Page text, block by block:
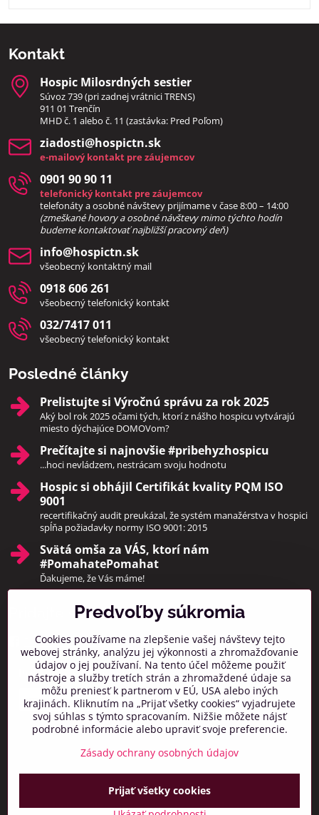
Kontakt
Hospic Milosrdných sestier
Súvoz 739 (pri zadnej vrátnici TRENS)
911 01 Trenčín
MHD č. 1 alebo č. 11 (zastávka: Pred Poľom)
ziadosti​@hospictn​.sk
e-mailový kontakt pre záujemcov
0901 90 90 11
telefonický kontakt pre záujemcov
telefonáty a osobné návštevy prijímame v čase 8:00 – 14:00
(zmeškané hovory a osobné návštevy mimo týchto hodín
budeme kontaktovať najbližší pracovný deň)
info​@hospictn​.sk
všeobecný kontaktný mail
0918 606 261
všeobecný telefonický kontakt
032/7417 011
všeobecný telefonický kontakt
Posledné články
Prelistujte si Výročnú správu za rok 2025
Aký bol rok 2025 očami tých, ktorí z nášho hospicu vytvárajú
miesto dýchajúce DOMOVom?
Prečítajte si najnovšie #pribehyzhospicu
...hoci nevládzem, nestrácam svoju hodnotu
Hospic si obhájil Certifikát kvality PQM ISO
9001
recertifikačný audit preukázal, že systém manažérstva v hospici
spĺňa požiadavky normy ISO 9001: 2015
Svätá omša za VÁS, ktorí nám
#PomahatePomahat
Ďakujeme, že Vás máme!
Pridajte sa k nám
Facebook Instagram
Prihlásiť na odber noviniek
©2026Copyright
Predvoľby súkromiaZásady ochrany osobných údajov
Predvoľby súkromia
Cookies používame na zlepšenie vašej návštevy tejto
webovej stránky, analýzu jej výkonnosti a zhromažďovanie
údajov o jej používaní. Na tento účel môžeme použiť
nástroje a služby tretích strán a zhromaždené údaje sa
môžu preniesť k partnerom v EÚ, USA alebo iných
krajinách. Kliknutím na „Prijať všetky cookies“ vyjadrujete
svoj súhlas s týmto spracovaním. Nižšie môžete nájsť
podrobné informácie alebo upraviť svoje preferencie.
Zásady ochrany osobných údajov
Prijať všetky cookies